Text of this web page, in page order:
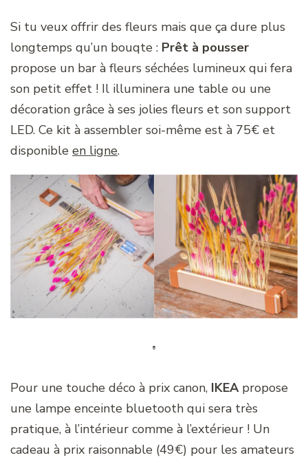
Si tu veux offrir des fleurs mais que ça dure plus
longtemps qu’un bouqte : Prêt à pousser
propose un bar à fleurs séchées lumineux qui fera
son petit effet ! Il illuminera une table ou une
décoration grâce à ses jolies fleurs et son support
LED. Ce kit à assembler soi-même est à 75€ et
disponible en ligne.
Pour une touche déco à prix canon, IKEA propose
une lampe enceinte bluetooth qui sera très
pratique, à l’intérieur comme à l’extérieur ! Un
cadeau à prix raisonnable (49€) pour les amateurs